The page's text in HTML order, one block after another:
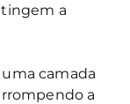
a
camada
a